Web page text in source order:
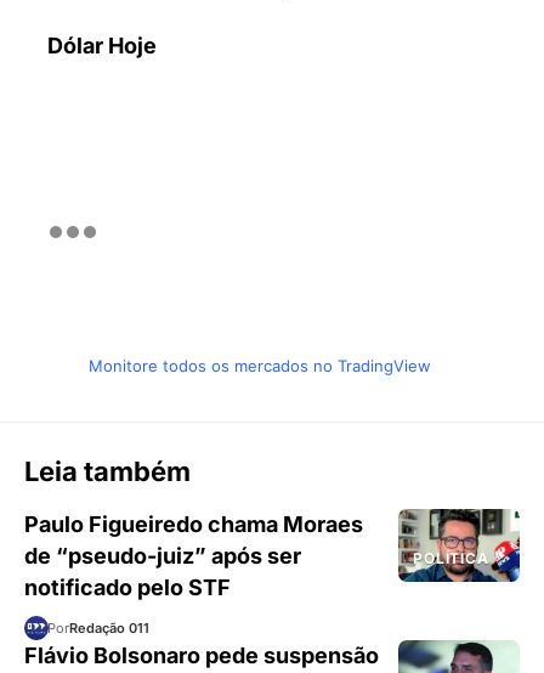
Dólar Hoje
Monitore todos os mercados no TradingView
Leia também
POLÍTICA
Paulo Figueiredo chama Moraes
de “pseudo-juiz” após ser
notificado pelo STF
PorRedação 011
Flávio Bolsonaro pede suspensão